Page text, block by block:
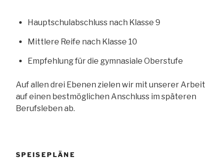
Hauptschulabschluss nach Klasse 9
Mittlere Reife nach Klasse 10
Empfehlung für die gymnasiale Oberstufe
Auf allen drei Ebenen zielen wir mit unserer Arbeit
auf einen bestmöglichen Anschluss im späteren
Berufsleben ab.
SPEISEPLÄNE